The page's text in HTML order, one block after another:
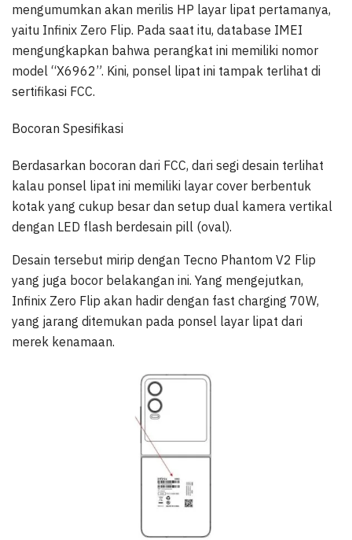
mengumumkan akan merilis HP layar lipat pertamanya,
yaitu Infinix Zero Flip. Pada saat itu, database IMEI
mengungkapkan bahwa perangkat ini memiliki nomor
model “X6962”. Kini, ponsel lipat ini tampak terlihat di
sertifikasi FCC.
Bocoran Spesifikasi
Berdasarkan bocoran dari FCC, dari segi desain terlihat
kalau ponsel lipat ini memiliki layar cover berbentuk
kotak yang cukup besar dan setup dual kamera vertikal
dengan LED flash berdesain pill (oval).
Desain tersebut mirip dengan Tecno Phantom V2 Flip
yang juga bocor belakangan ini. Yang mengejutkan,
Infinix Zero Flip akan hadir dengan fast charging 70W,
yang jarang ditemukan pada ponsel layar lipat dari
merek kenamaan.